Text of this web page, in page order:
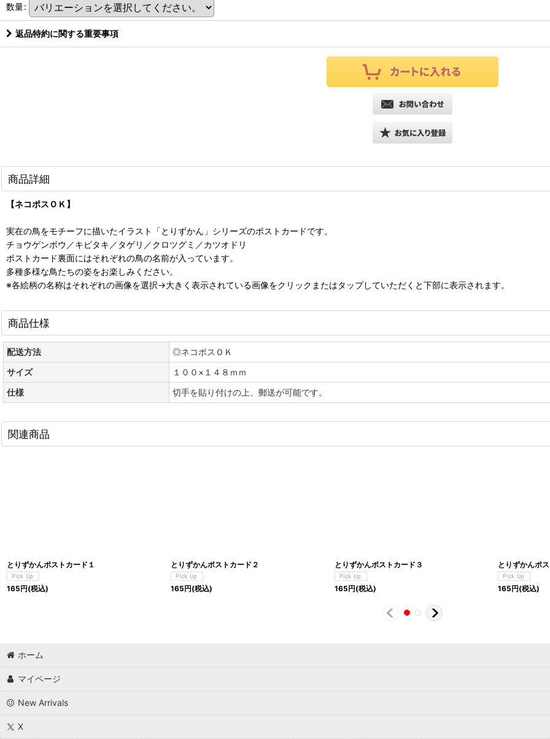
数量:
返品特約に関する重要事項
商品詳細
【ネコポスＯＫ】
実在の鳥をモチーフに描いたイラスト「とりずかん」シリーズのポストカードです。
チョウゲンボウ／キビタキ／タゲリ／クロツグミ／カツオドリ
ポストカード裏面にはそれぞれの鳥の名前が入っています。
多種多様な鳥たちの姿をお楽しみください。
※各絵柄の名称はそれぞれの画像を選択→大きく表示されている画像をクリックまたはタップしていただくと下部に表示されます。
商品仕様
配送方法
◎ネコポスＯＫ
サイズ
１００×１４８ｍｍ
仕様
切手を貼り付けの上、郵送が可能です。
関連商品
とりずかんポストカード１
165円(税込)
とりずかんポストカード２
165円(税込)
とりずかんポストカード３
165円(税込)
とりずかんポ
165円(税込)
ホーム
マイページ
New Arrivals
X